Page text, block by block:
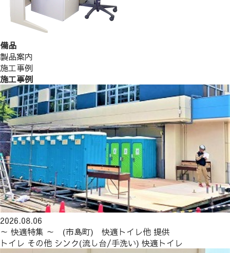
備品
製品案内
施工事例
施工事例
2026.08.06
～ 快適特集 ～ (市島町) 快適トイレ他 提供
トイレ その他 シンク(流し台/手洗い) 快適トイレ